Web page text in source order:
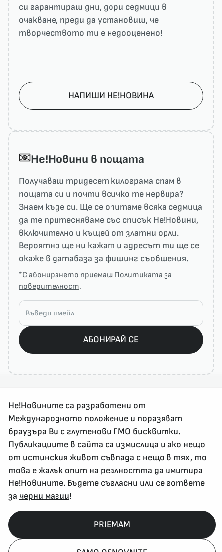
си гарантираш дни, дори седмици в
очакване, преди да установиш, че
творчеството ти е недооценено!
НАПИШИ НЕ!НОВИНА
He!Новини в пощата
Получаваш тридесет килограма спам в
пощата си и почти всичко те нервира?
Знаем къде си. Ще се опитаме всяка седмица
да те притесняваме със списък He!Новини,
включително и къщей от златни орли.
Вероятно ще ни кажат и адресът ти ще се
окаже в датабаза за фишинг съобщения.
*С абонирането приемаш Политиката за
поверителност.
АБОНИРАЙ СЕ
За реклама и връзка с нас, пишете на
nenovinite@gmail.com
Контакт
За нас
Абонирай се
Не!Новините са разработени от
Международното положение и поразяват
браузъра Ви с глутенови ГМО бисквитки.
Публикациите в сайта са измислица и ако нещо
от истинския живот съвпада с нещо в тях, то
това е жалък опит на реалността да имитира
Не!Новините. Бъдете съгласни или се гответе
за черни магии!
PRIEMAM